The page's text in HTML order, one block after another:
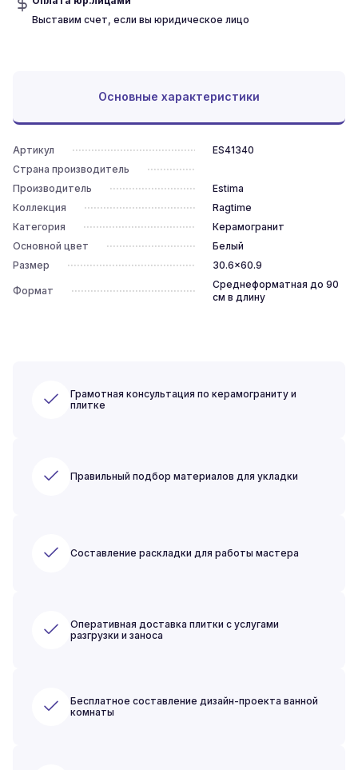
Выставим счет, если вы юридическое лицо
Основные характеристики
Артикул
ES41340
Страна производитель
Производитель
Estima
Коллекция
Ragtime
Категория
Керамогранит
Основной цвет
Белый
Размер
30.6x60.9
Формат
Среднеформатная до 90
см в длину
Грамотная консультация по керамограниту и
плитке
Правильный подбор материалов для укладки
Составление раскладки для работы мастера
Оперативная доставка плитки с услугами
разгрузки и заноса
Бесплатное составление дизайн-проекта ванной
комнаты